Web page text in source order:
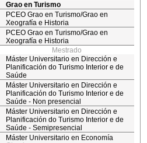
Grao en Turismo
PCEO Grao en Turismo/Grao en
Xeografía e Historia
PCEO Grao en Turismo/Grao en
Xeografía e Historia
Mestrado
Máster Universitario en Dirección e
Planificación do Turismo Interior e de
Saúde
Máster Universitario en Dirección e
Planificación do Turismo Interior e de
Saúde - Non presencial
Máster Universitario en Dirección e
Planificación do Turismo Interior e de
Saúde - Semipresencial
Máster Universitario en Economía